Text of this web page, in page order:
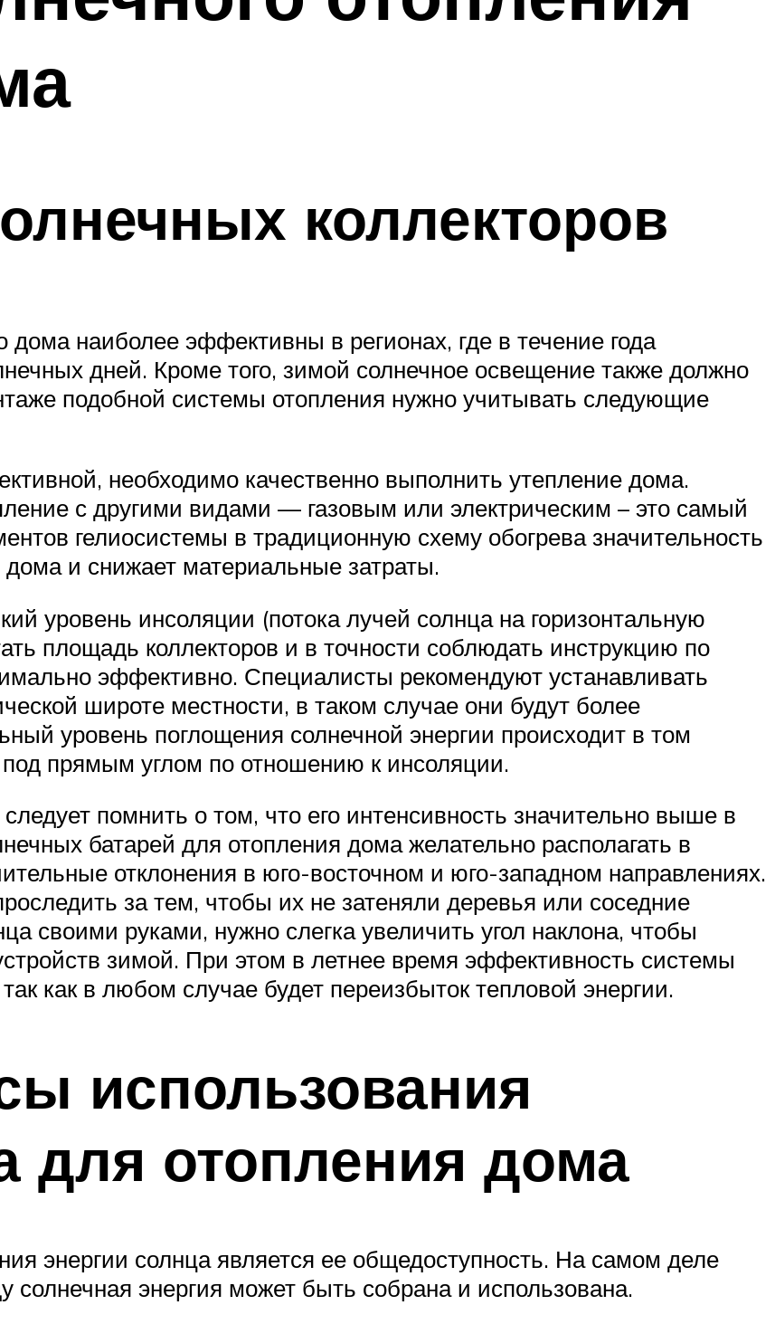
коллекторов
наиболее эффективны в регионах, где в течение года
дней. Кроме того, зимой солнечное освещение также должно
подобной системы отопления нужно учитывать следующие
необходимо качественно выполнить утепление дома.
с другими видами — газовым или электрическим – это самый
гелиосистемы в традиционную схему обогрева значительность
и снижает материальные затраты.
уровень инсоляции (потока лучей солнца на горизонтальную
площадь коллекторов и в точности соблюдать инструкцию по
эффективно. Специалисты рекомендуют устанавливать
широте местности, в таком случае они будут более
уровень поглощения солнечной энергии происходит в том
прямым углом по отношению к инсоляции.
помнить о том, что его интенсивность значительно выше в
батарей для отопления дома желательно располагать в
отклонения в юго-восточном и юго-западном направлениях.
за тем, чтобы их не затеняли деревья или соседние
своими руками, нужно слегка увеличить угол наклона, чтобы
зимой. При этом в летнее время эффективность системы
как в любом случае будет переизбыток тепловой энергии.
использования
для отопления дома
энергии солнца является ее общедоступность. На самом деле
энергия может быть собрана и использована.